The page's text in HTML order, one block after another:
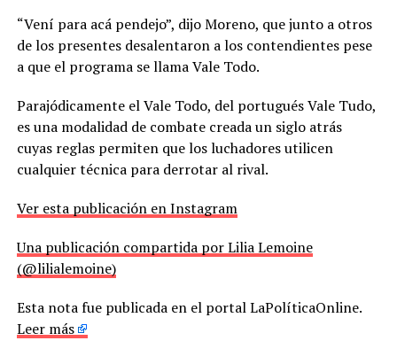
“Vení para acá pendejo”, dijo Moreno, que junto a otros
de los presentes desalentaron a los contendientes pese
a que el programa se llama Vale Todo.
Parajódicamente el Vale Todo, del portugués Vale Tudo,
es una modalidad de combate creada un siglo atrás
cuyas reglas permiten que los luchadores utilicen
cualquier técnica para derrotar al rival.
Ver esta publicación en Instagram
Una publicación compartida por Lilia Lemoine
(@lilialemoine)
Esta nota fue publicada en el portal LaPolíticaOnline.
Leer más